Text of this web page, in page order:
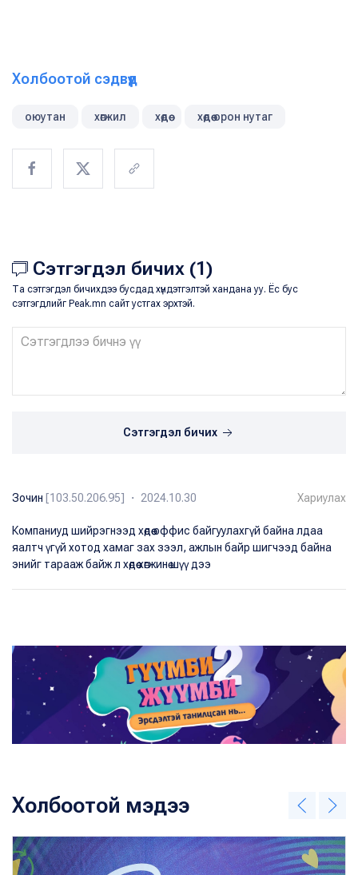
Холбоотой сэдвүүд
оюутан хөгжил хөдөө хөдөө орон нутаг
Сэтгэгдэл бичих (1)
Та сэтгэгдэл бичихдээ бусдад хүндэтгэлтэй хандана уу. Ёс бус
сэтгэгдлийг Peak.mn сайт устгах эрхтэй.
Сэтгэгдэл бичих
Зочин [103.50.206.95] ・ 2024.10.30 Хариулах
Компаниуд шийрэгнээд хөдөө оффис байгуулахгүй байна лдаа
яалтч үгүй хотод хамаг зах зээл, ажлын байр шигчээд байна
энийг тарааж байж л хөдөө хөгжинө шүү дээ
Холбоотой мэдээ